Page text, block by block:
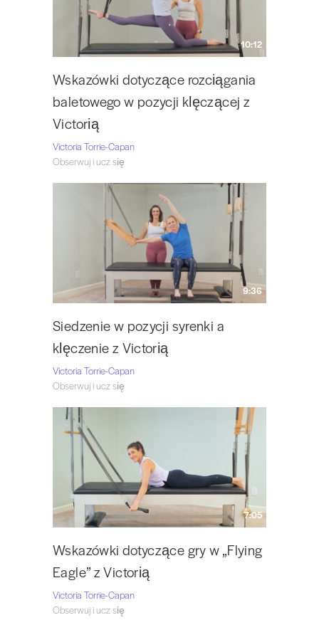
10:12
Wskazówki dotyczące rozciągania
baletowego w pozycji klęczącej z
Victorią
Victoria Torrie-Capan
Obserwuj i ucz się
9:36
Siedzenie w pozycji syrenki a
klęczenie z Victorią
Victoria Torrie-Capan
Obserwuj i ucz się
7:05
Wskazówki dotyczące gry w „Flying
Eagle” z Victorią
Victoria Torrie-Capan
Obserwuj i ucz się